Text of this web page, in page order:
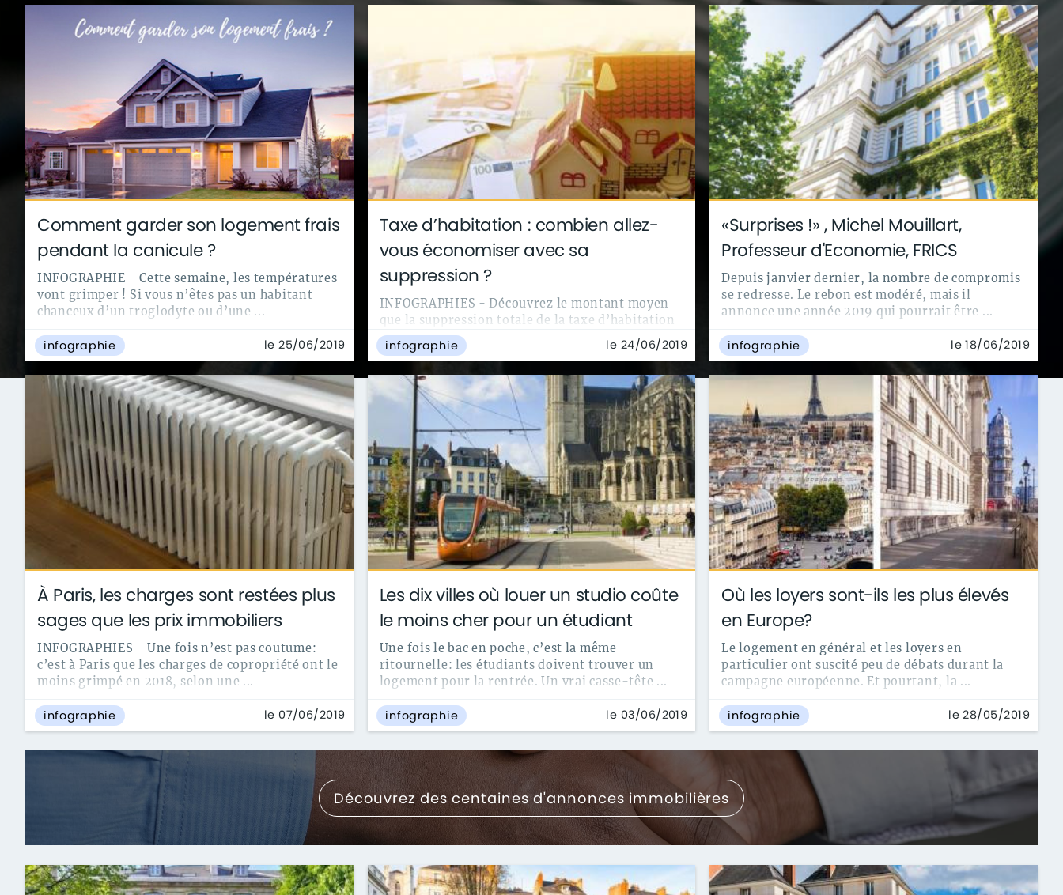
actualités architecture archives conseils
gouvernement insolite
métier
Comment garder son logement frais
pendant la canicule ?
INFOGRAPHIE - Cette semaine, les températures
vont grimper ! Si vous n’êtes pas un habitant
chanceux d’un troglodyte ou d’une ...
infographie le 25/06/2019
Taxe d’habitation : combien allez-
vous économiser avec sa
suppression ?
INFOGRAPHIES - Découvrez le montant moyen
que la suppression totale de la taxe d’habitation
fait économiser aux habitants des 50 plus...
infographie le 24/06/2019
«Surprises !» , Michel Mouillart,
Professeur d'Economie, FRICS
Depuis janvier dernier, la nombre de compromis
se redresse. Le rebon est modéré, mais il
annonce une année 2019 qui pourrait être ...
infographie le 18/06/2019
À Paris, les charges sont restées plus
sages que les prix immobiliers
INFOGRAPHIES - Une fois n’est pas coutume:
c’est à Paris que les charges de copropriété ont le
moins grimpé en 2018, selon une ...
infographie le 07/06/2019
Les dix villes où louer un studio coûte
le moins cher pour un étudiant
Une fois le bac en poche, c’est la même
ritournelle: les étudiants doivent trouver un
logement pour la rentrée. Un vrai casse-tête ...
infographie le 03/06/2019
Où les loyers sont-ils les plus élevés
en Europe?
Le logement en général et les loyers en
particulier ont suscité peu de débats durant la
campagne européenne. Et pourtant, la ...
infographie le 28/05/2019
Découvrez des centaines d'annonces immobilières